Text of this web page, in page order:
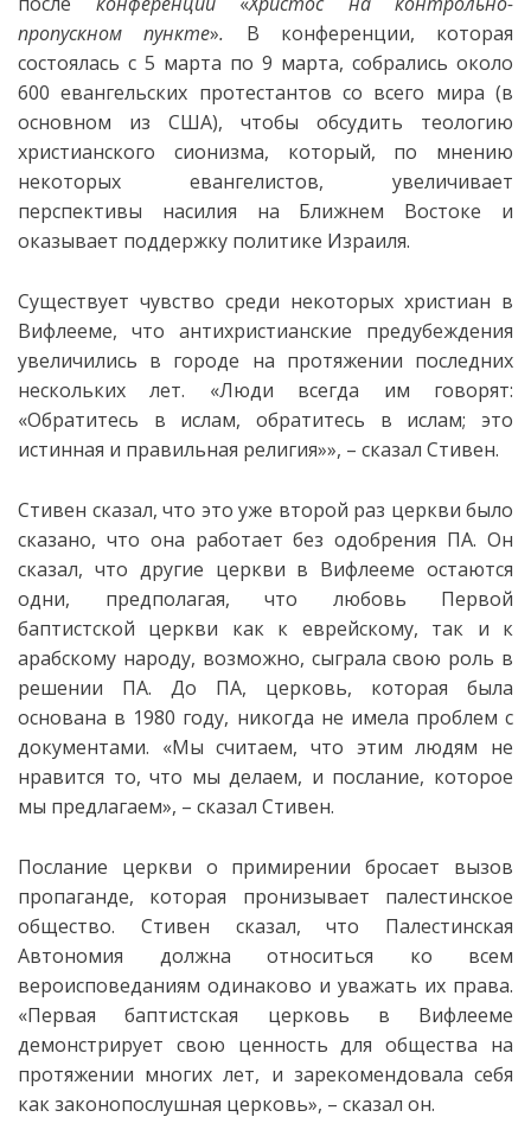
пропускном пункте».
В конференции, которая
состоялась с 5 марта по 9 марта, собрались около
600 евангельских протестантов со всего мира (в
основном из США), чтобы обсудить теологию
христианского сионизма, который, по мнению
некоторых евангелистов, увеличивает
перспективы насилия на Ближнем Востоке и
оказывает поддержку политике Израиля.
Существует чувство среди некоторых христиан в
Вифлееме, что антихристианские предубеждения
увеличились в городе на протяжении последних
нескольких лет. «Люди всегда им говорят:
«Обратитесь в ислам, обратитесь в ислам; это
истинная и правильная религия»», – сказал Стивен.
Стивен сказал, что это уже второй раз церкви было
сказано, что она работает без одобрения ПА. Он
сказал, что другие церкви в Вифлееме остаются
одни, предполагая, что любовь Первой
баптистской церкви как к еврейскому, так и к
арабскому народу, возможно, сыграла свою роль в
решении ПА. До ПА, церковь, которая была
основана в 1980 году, никогда не имела проблем с
документами. «Мы считаем, что этим людям не
нравится то, что мы делаем, и послание, которое
мы предлагаем», – сказал Стивен.
Послание церкви о примирении бросает вызов
пропаганде, которая пронизывает палестинское
общество. Стивен сказал, что Палестинская
Автономия должна относиться ко всем
вероисповеданиям одинаково и уважать их права.
«Первая баптистская церковь в Вифлееме
демонстрирует свою ценность для общества на
протяжении многих лет, и зарекомендовала себя
как законопослушная церковь», – сказал он.